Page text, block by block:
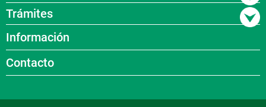
Trámites
Información
Contacto